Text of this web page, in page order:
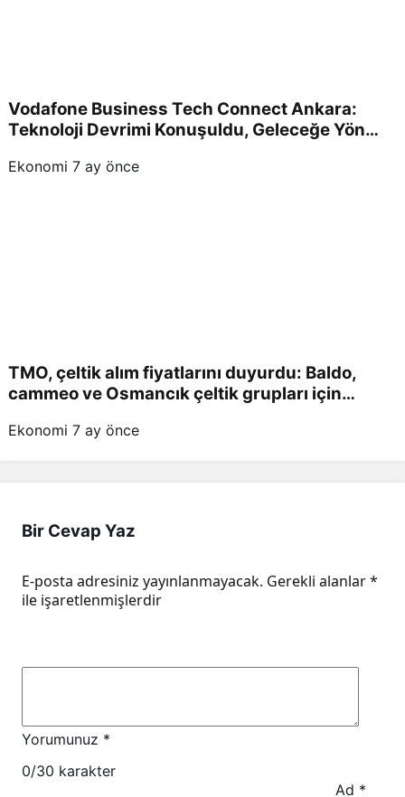
Vodafone Business Tech Connect Ankara:
Teknoloji Devrimi Konuşuldu, Geleceğe Yön
Ekonomi 7 ay önce
TMO, çeltik alım fiyatlarını duyurdu: Baldo,
cammeo ve Osmancık çeltik grupları için
Ekonomi 7 ay önce
Bir Cevap Yaz
E-posta adresiniz yayınlanmayacak. Gerekli alanlar*
ile işaretlenmişlerdir
Yorumunuz *
0/30 karakter
Ad *